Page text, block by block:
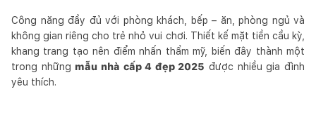
Công năng đầy đủ với phòng khách, bếp – ăn, phòng ngủ và
không gian riêng cho trẻ nhỏ vui chơi. Thiết kế mặt tiền cầu kỳ,
khang trang tạo nên điểm nhấn thẩm mỹ, biến đây thành một
trong những mẫu nhà cấp 4 đẹp 2025 được nhiều gia đình
yêu thích.